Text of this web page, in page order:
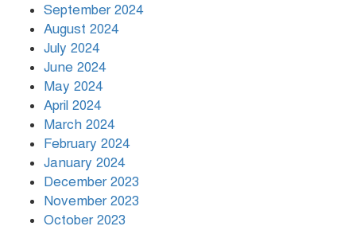
September 2024
August 2024
July 2024
June 2024
May 2024
April 2024
March 2024
February 2024
January 2024
December 2023
November 2023
October 2023